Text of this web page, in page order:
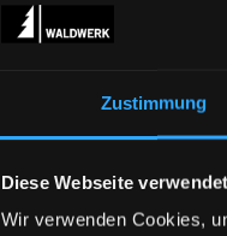
Zustimmung
Diese Webseite
Wir verwenden Cookies,
recyceltem
Jedes Teil wird
verwenden
Standard 100